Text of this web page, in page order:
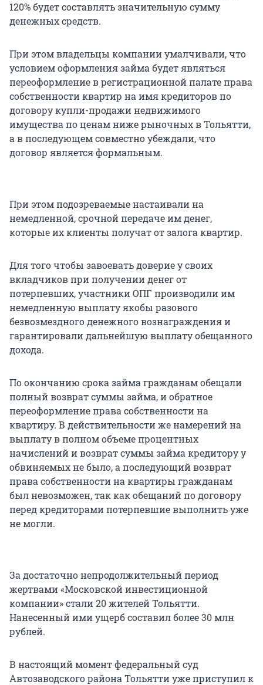
120% будет составлять значительную сумму
денежных средств.
При этом владельцы компании умалчивали, что
условием оформления займа будет являться
переоформление в регистрационной палате права
собственности квартир на имя кредиторов по
договору купли-продажи недвижимого
имущества по ценам ниже рыночных в Тольятти,
а в последующем совместно убеждали, что
договор является формальным.
При этом подозреваемые настаивали на
немедленной, срочной передаче им денег,
которые их клиенты получат от залога квартир.
Для того чтобы завоевать доверие у своих
вкладчиков при получении денег от
потерпевших, участники ОПГ производили им
немедленную выплату якобы разового
безвозмездного денежного вознаграждения и
гарантировали дальнейшую выплату обещанного
дохода.
По окончанию срока займа гражданам обещали
полный возврат суммы займа, и обратное
переоформление права собственности на
квартиру. В действительности же намерений на
выплату в полном объеме процентных
начислений и возврат суммы займа кредитору у
обвиняемых не было, а последующий возврат
права собственности на квартиры гражданам
был невозможен, так как обещаний по договору
перед кредиторами потерпевшие выполнить уже
не могли.
За достаточно непродолжительный период
жертвами «Московской инвестиционной
компании» стали 20 жителей Тольятти.
Нанесенный ими ущерб составил более 30 млн
рублей.
В настоящий момент федеральный суд
Автозаводского района Тольятти уже приступил к